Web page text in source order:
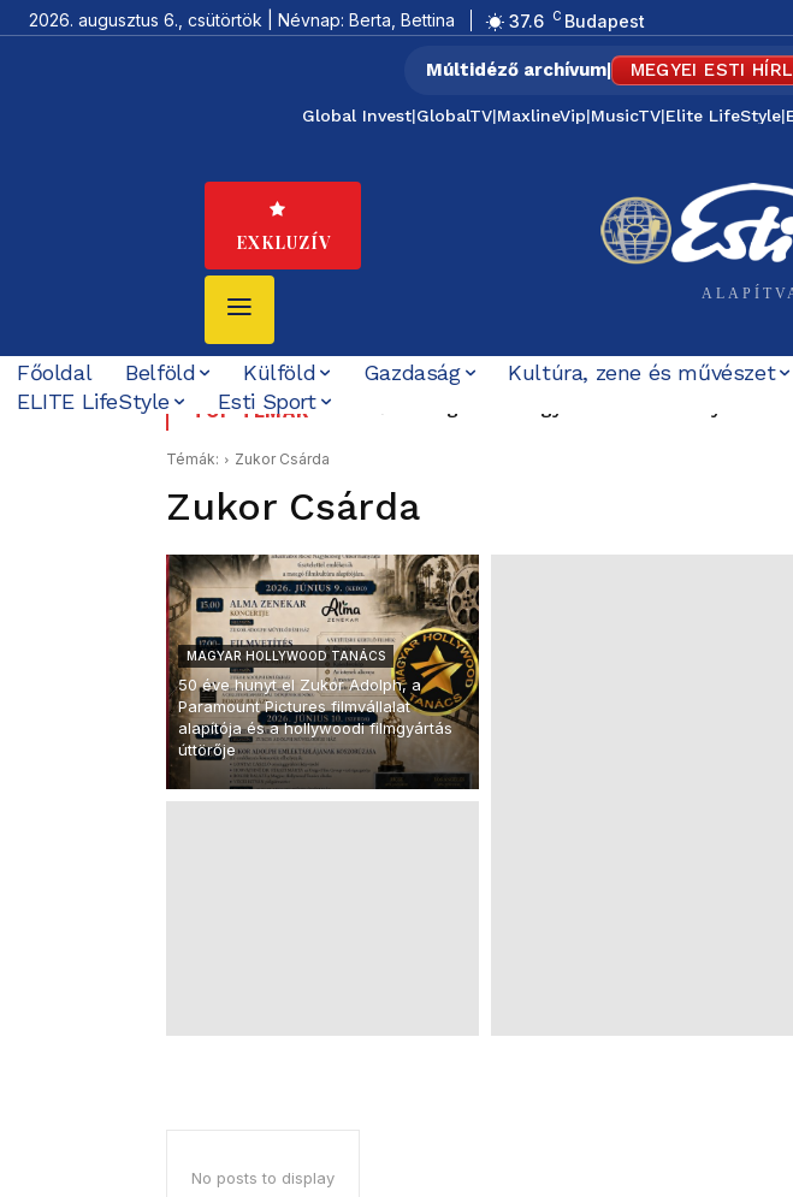
2026. augusztus 6., csütörtök | Névnap: Berta, Bettina 37.6 C Budapest
Múltidéző archívum| MEGYEI ESTI
Global Invest|GlobalTV|MaxlineVip|MusicTV|Elite LifeStyle|
EXKLUZÍV
Főoldal Belföld Külföld Gazdaság Kultúra, zene és művészet
ELITE LifeStyle
Esti Sport
TOP TÉMÁKRendőrök segítettek egy 92 éves asszonynak
Témák: Zukor Csárda
Zukor Csárda
MAGYAR HOLLYWOOD TANÁCS
50 éve hunyt el Zukor Adolph, a
Paramount Pictures filmvállalat
alapítója és a hollywoodi filmgyártás
úttörője
No posts to display